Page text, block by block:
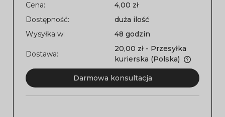
Cena:
4,00 zł
Dostępność:
duża ilość
Wysyłka w:
48 godzin
Dostawa:
20,00 zł - Przesyłka
kurierska (Polska)
Darmowa konsultacja